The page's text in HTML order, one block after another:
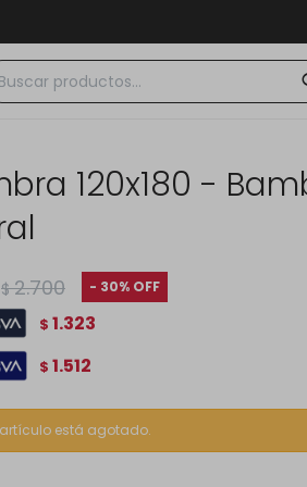
120x180 -
$ 2.700 30
$ 1.323
$ 1.512
artículo está agotado.